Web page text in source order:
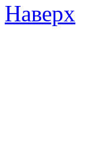
Наверх